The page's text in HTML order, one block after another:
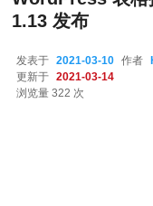
1.13 发布
发表于 2021-03-10 作者
更新于
2021-03-14
浏览量 322 次